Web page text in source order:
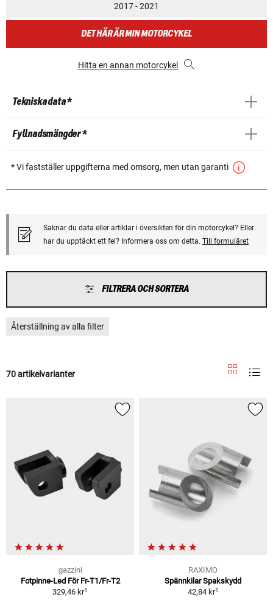
2017 - 2021
DET HÄR ÄR MIN MOTORCYKEL
Hitta en annan motorcykel
Tekniska data *
Fyllnadsmängder *
* Vi fastställer uppgifterna med omsorg, men utan garanti
Saknar du data eller artiklar i översikten för din motorcykel? Eller
har du upptäckt ett fel? Informera oss om detta. Till formuläret
FILTRERA OCH SORTERA
Återställning av alla filter
70 artikelvarianter
gazzini
Fotpinne-Led För Fr-T1/Fr-T2
329,46 kr1
RAXIMO
Spännkilar Spakskydd
42,84 kr1